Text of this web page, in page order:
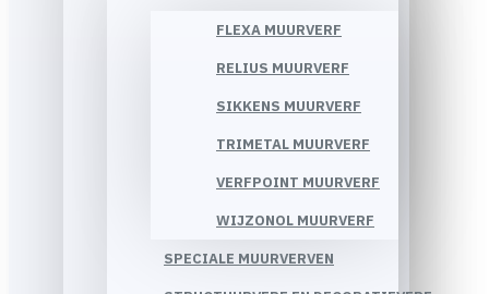
FLEXA MUURVERF
RELIUS MUURVERF
SIKKENS MUURVERF
TRIMETAL MUURVERF
VERFPOINT MUURVERF
WIJZONOL MUURVERF
SPECIALE MUURVERVEN